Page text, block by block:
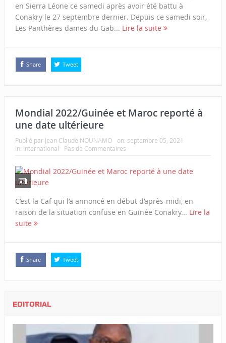
en Sierra Léone ce samedi après avoir été battu à
Conakry le 27 septembre dernier. Depuis ce samedi soir,
Les Panthères dames du Gab... Lire la suite
Share Tweet
Mondial 2022/Guinée et Maroc reporté à
une date ultérieure
Publié par Jean Claude NOUNAMO on: septembre 05, 2021
In: International Pas de Commentaires
C’est la Caf qui l’a annoncé en début d’après-midi, en
raison de la situation confuse en Guinée Conakry... Lire la
suite
Share Tweet
EDITORIAL